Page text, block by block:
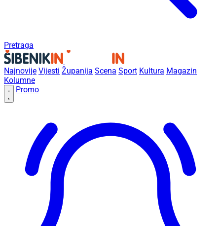
Pretraga
Najnovije Vijesti Županija Scena Sport Kultura Magazin
Kolumne
Promo